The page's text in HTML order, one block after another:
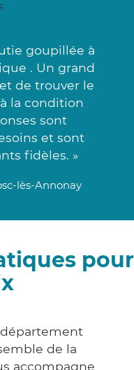
goupillée à
. Un grand
de trouver le
la condition
sont
et sont
fidèles. »
lès-Annonay
pour
de la
accompagne